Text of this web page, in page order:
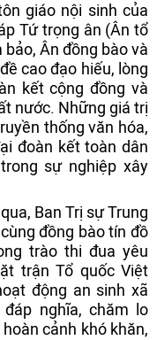
giáo nội sinh của
Tứ trọng ân (Ân tổ
Ân đồng bào và
cao đạo hiếu, lòng
kết cộng đồng và
nước. Những giá trị
thống văn hóa,
đoàn kết toàn dân
sự nghiệp xây
Ban Trị sự Trung
đồng bào tín đồ
trào thi đua yêu
trận Tổ quốc Việt
động an sinh xã
nghĩa, chăm lo
cảnh khó khăn,